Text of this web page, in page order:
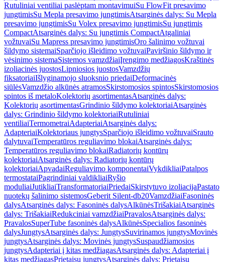
Rutuliniai ventiliai paslėptam montavimuiSu FlowFit presavimo
jungtimisSu Mepla presavimo jungtimisAtsarginės dalys: Su Mepla
presavimo jungtimisSu Volex presavimo jungtimisSu jungtimis
CompactAtsarginės dalys: Su jungtimis CompactAtgaliniai
vožtuvaiSu Mapress presavimo jungtimisOro šalinimo vožtuvai
šildymo sistemaiSparčiojo išleidimo vožtuvaiPaviršinio šildymo ir
vėsinimo sistemaSistemos vamzdžiaiĮrengimo medžiagosKraštinės
izoliacinės juostosLipniosios juostosVamzdžių
fiksatoriaiIšlyginamojo sluoksnio priedaiDeformacinės
siūlėsVamzdžio alkūnės atramosSkirstomosios spintosSkirstomosios
spintos iš metaloKolektorių asortimentasAtsarginės dalys:
Kolektorių asortimentasGrindinio šildymo kolektoriaiAtsarginės
dalys: Grindinio šildymo kolektoriaiRutuliniai
ventiliaiTermometraiAdapteriaiAtsarginės dalys:
AdapteriaiKolektoriaus jungtysSparčiojo išleidimo vožtuvaiSrauto
dalytuvaiTemperatūros reguliavimo blokaiAtsarginės dalys:
Temperatūros reguliavimo blokaiRadiatorių kontūrų
kolektoriaiAtsarginės dalys: Radiatorių kontūrų
kolektoriaiApvadaiReguliavimo komponentaiVykdikliaiPatalpos
termostataiPagrindiniai valdikliaiRyšio
moduliaiJutikliaiTransformatoriaiPriedaiSkirstytuvo izoliacijaPastato
nuotekų šalinimo sistemosGeberit Silent-db20VamzdžiaiFasoninės
dalysAtsarginės dalys: Fasoninės dalysAlkūnėsTrišakiaiAtsarginės
dalys: TrišakiaiRedukciniai vamzdžiaiPravalosAtsarginės dalys:
PravalosSuperTube fasoninės dalysAlkūnėsSpecialios fasoninės
dalysJungtysAtsarginės dalys: JungtysSuvirinamos jungtysMovinės
jungtysAtsarginės dalys: Movinės jungtysSuspaudžiamosios
jungtysAdapteriai į kitas medžiagasAtsarginės dalys: Adapteriai į
kitas medžiagasPrietaisų jungtysAtsarginės dalys: Prietaisų